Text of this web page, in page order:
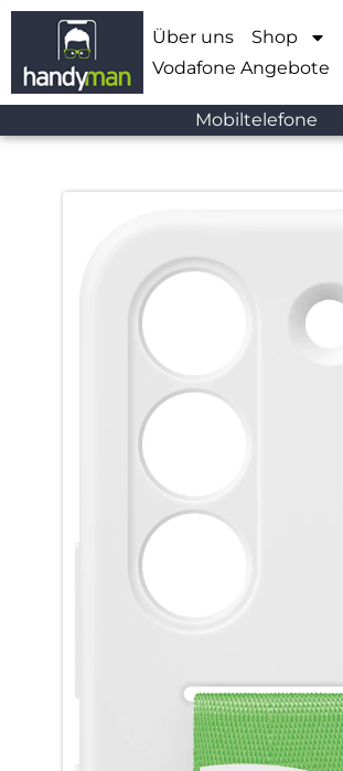
Über uns Shop
Vodafone Angebote
Mobiltelefone